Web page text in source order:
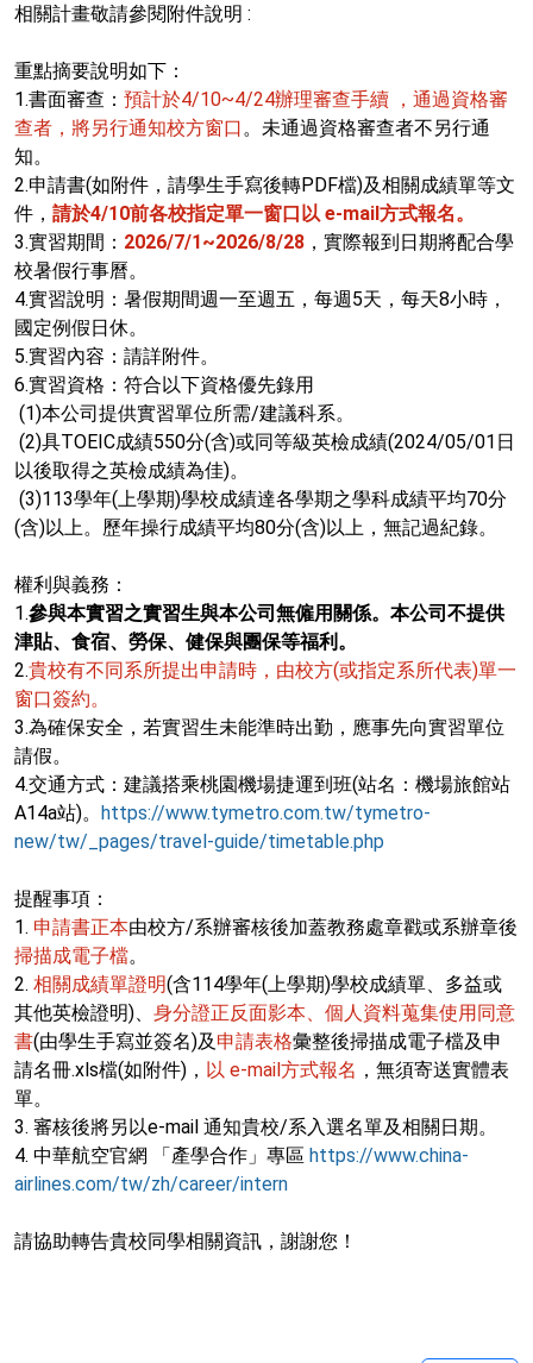
相關計畫敬請參閱附件說明 :
重點摘要說明如下：
1.書面審查： 預計於4/10~4/24辦理審查手續 ，通過資格審
查者，將另行通知校方窗口。未通過資格審查者不另行通
知。
2.申請書(如附件，請學生手寫後轉PDF檔)及相關成績單等文
件， 請於4/10前各校指定單一窗口以 e-mail方式報名。
3.實習期間： 2026/7/1~2026/8/28 ，實際報到日期將配合學
校暑假行事曆。
4.實習說明：暑假期間週一至週五，每週5天，每天8小時，
國定例假日休。
5.實習內容：請詳附件。
6.實習資格：符合以下資格優先錄用
(1)本公司提供實習單位所需/建議科系。
(2)具TOEIC成績550分(含)或同等級英檢成績(2024/05/01日
以後取得之英檢成績為佳)。
(3)113學年(上學期)學校成績達各學期之學科成績平均70分
(含)以上。歷年操行成績平均80分(含)以上，無記過紀錄。
權利與義務：
1.參與本實習之實習生與本公司無僱用關係。本公司不提供
津貼、食宿、勞保、健保與團保等福利。
2.貴校有不同系所提出申請時，由校方(或指定系所代表)單一
窗口簽約。
3.為確保安全，若實習生未能準時出勤，應事先向實習單位
請假。
4.交通方式：建議搭乘桃園機場捷運到班(站名：機場旅館站
A14a站)。 https://www.tymetro.com.tw/tymetro-
new/tw/_pages/travel-guide/timetable.php
提醒事項：
1. 申請書正本由校方/系辦審核後加蓋教務處章戳或系辦章後
掃描成電子檔。
2. 相關成績單證明(含114學年(上學期)學校成績單、多益或
其他英檢證明)、 身分證正反面影本、個人資料蒐集使用同意
書(由學生手寫並簽名)及 申請表格彙整後掃描成電子檔及申
請名冊.xls檔(如附件)， 以 e-mail方式報名 ，無須寄送實體表
單。
3. 審核後將另以e-mail 通知貴校/系入選名單及相關日期。
4. 中華航空官網 「產學合作」專區 https://www.china-
airlines.com/tw/zh/career/intern
請協助轉告貴校同學相關資訊，謝謝您！